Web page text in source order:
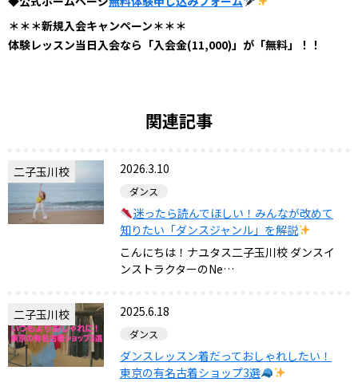
＊＊＊新規入会キャンペーン＊＊＊
体験レッスン当日入会なら「入会金(11,000)」が「無料」！！
関連記事
二子玉川校 2026.3.10
ダンス
迷ったら読んでほしい！みんなが改めて
知りたい「ダンスジャンル」を解説
こんにちは！ナユタス二子玉川校 ダンスイ
ンストラクターのNe…
二子玉川校 2025.6.18
ダンス
ダンスレッスン着だっておしゃれしたい！
東京の有名古着ショップ3選